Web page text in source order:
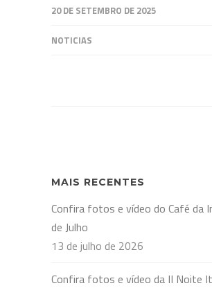
20 DE SETEMBRO DE 2025
NOTICIAS
MAIS RECENTES
Confira fotos e vídeo do Café da
de Julho
13 de julho de 2026
Confira fotos e vídeo da II Noite